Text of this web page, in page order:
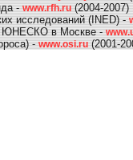
-www.rfh.ru(2004-2007)
исследований (INED) -
ЮНЕСКО в Москве -
-www.osi.ru(2001-